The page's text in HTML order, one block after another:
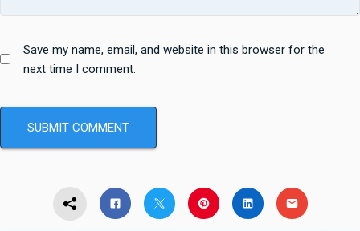
Save my name, email, and website in this browser for the
next time I comment.